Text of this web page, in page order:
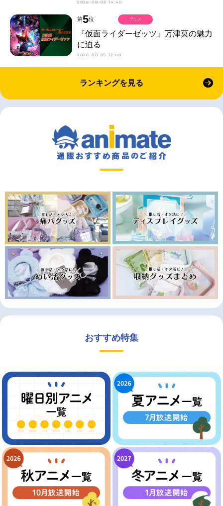
2026-08-03 14:40
第5位
『仮面ライダーゼッツ』万津莫の魅力
に迫る
2026-08-05 12:00
アニメ
ランキングを見る
おすすめ特集